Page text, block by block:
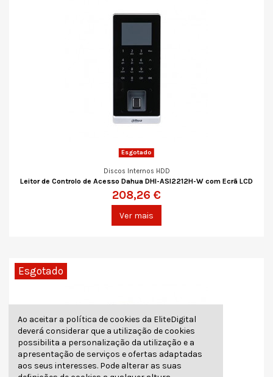
Esgotado
Discos Internos HDD
Leitor de Controlo de Acesso Dahua DHI-ASI2212H-W com Ecrã LCD
208,26 €
Ver mais
Esgotado
Ao aceitar a política de cookies da EliteDigital
deverá considerar que a utilização de cookies
possibilita a personalização da utilização e a
apresentação de serviços e ofertas adaptadas
aos seus interesses. Pode alterar as suas